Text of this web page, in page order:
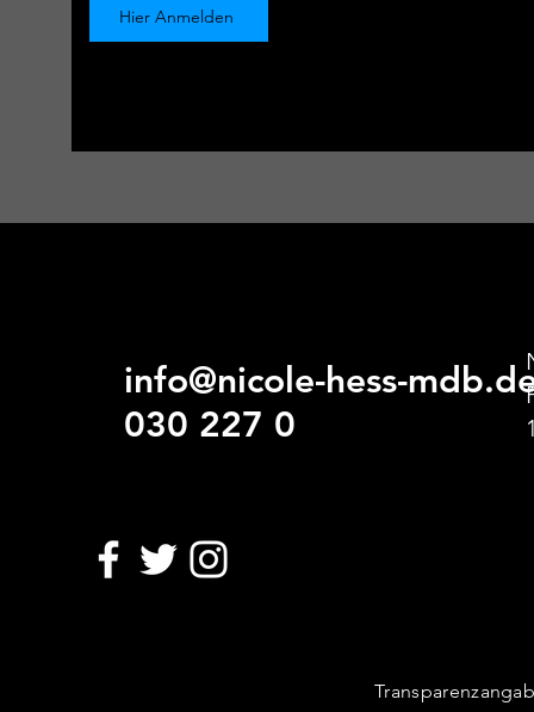
Hier Anmelden
info@nicole-hess-
030 227 0